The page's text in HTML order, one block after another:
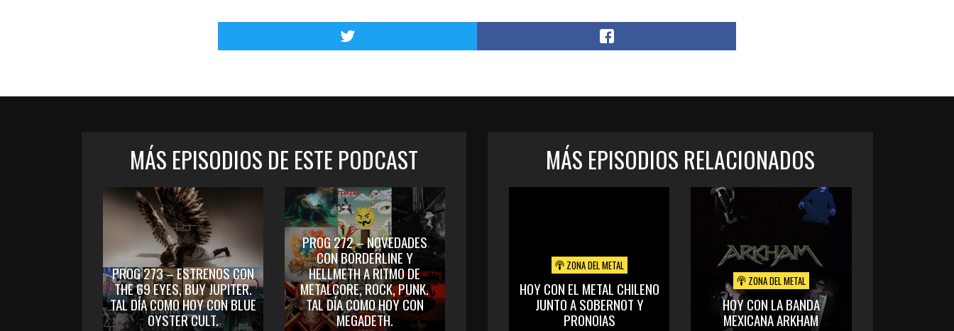
MÁS EPISODIOS DE ESTE PODCAST
PROG 273 – ESTRENOS CON
THE 69 EYES, BUY JUPITER.
TAL DÍA COMO HOY CON BLUE
OYSTER CULT.
PROG 272 – NOVEDADES
CON BORDERLINE Y
HELLMETH A RITMO DE
METALCORE, ROCK, PUNK.
TAL DÍA COMO HOY CON
MEGADETH.
MÁS EPISODIOS RELACIONADOS
ZONA DEL METAL
HOY CON EL METAL CHILENO
JUNTO A SOBERNOT Y
PRONOIAS
ZONA DEL METAL
HOY CON LA BANDA
MEXICANA ARKHAM